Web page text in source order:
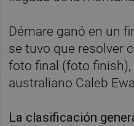
Démare ganó en un
se tuvo que resolver
foto final (foto finish),
australiano Caleb
La clasificación